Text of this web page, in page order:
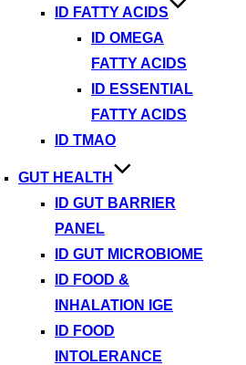
ID FATTY ACIDS
ID OMEGA
FATTY ACIDS
ID ESSENTIAL
FATTY ACIDS
ID TMAO
GUT HEALTH
ID GUT BARRIER
PANEL
ID GUT MICROBIOME
ID FOOD &
INHALATION IGE
ID FOOD
INTOLERANCE